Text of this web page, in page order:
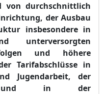
von durchschnittlich
der Ausbau
insbesondere in
unterversorgten
und höhere
Tarifabschlüsse in
Jugendarbeit, der
und in der